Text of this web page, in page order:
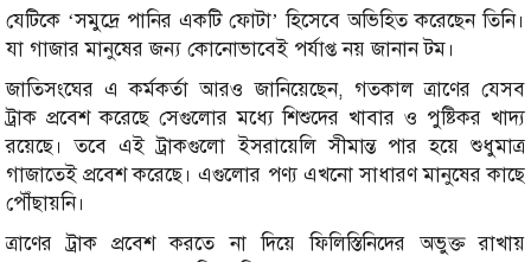
যেটিকে ‘সমুদ্রে পানির একটি ফোটা’ হিসেবে অভিহিত করেছেন তিনি।
যা গাজার মানুষের জন্য কোনোভাবেই পর্যাপ্ত নয় জানান টম।
জাতিসংঘের এ কর্মকর্তা আরও জানিয়েছেন, গতকাল ত্রাণের যেসব
ট্রাক প্রবেশ করেছে সেগুলোর মধ্যে শিশুদের খাবার ও পুষ্টিকর খাদ্য
রয়েছে। তবে এই ট্রাকগুলো ইসরায়েলি সীমান্ত পার হয়ে শুধুমাত্র
গাজাতেই প্রবেশ করেছে। এগুলোর পণ্য এখনো সাধারণ মানুষের কাছে
পৌঁছায়নি।
ত্রাণের ট্রাক প্রবেশ করতে না দিয়ে ফিলিস্তিনিদের অভুক্ত রাখায়